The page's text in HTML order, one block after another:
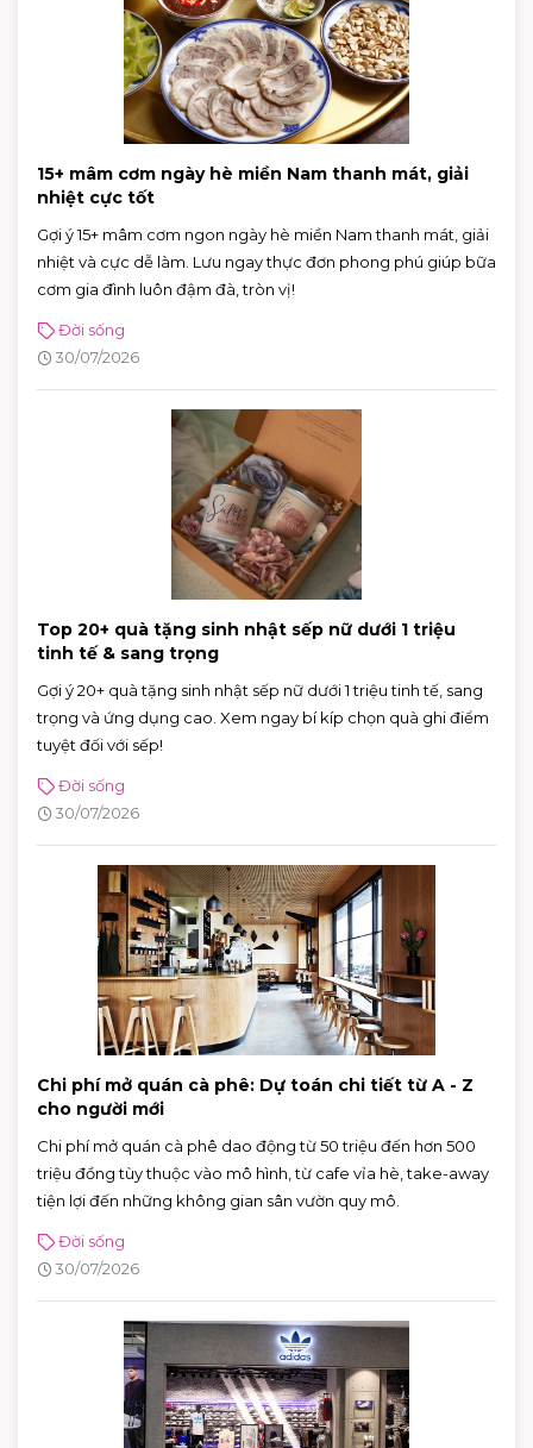
15+ mâm cơm ngày hè miền Nam thanh mát, giải
nhiệt cực tốt
Gợi ý 15+ mâm cơm ngon ngày hè miền Nam thanh mát, giải
nhiệt và cực dễ làm. Lưu ngay thực đơn phong phú giúp bữa
cơm gia đình luôn đậm đà, tròn vị!
Đời sống
30/07/2026
Top 20+ quà tặng sinh nhật sếp nữ dưới 1 triệu
tinh tế & sang trọng
Gợi ý 20+ quà tặng sinh nhật sếp nữ dưới 1 triệu tinh tế, sang
trọng và ứng dụng cao. Xem ngay bí kíp chọn quà ghi điểm
tuyệt đối với sếp!
Đời sống
30/07/2026
Chi phí mở quán cà phê: Dự toán chi tiết từ A - Z
cho người mới
Chi phí mở quán cà phê dao động từ 50 triệu đến hơn 500
triệu đồng tùy thuộc vào mô hình, từ cafe vỉa hè, take-away
tiện lợi đến những không gian sân vườn quy mô.
Đời sống
30/07/2026